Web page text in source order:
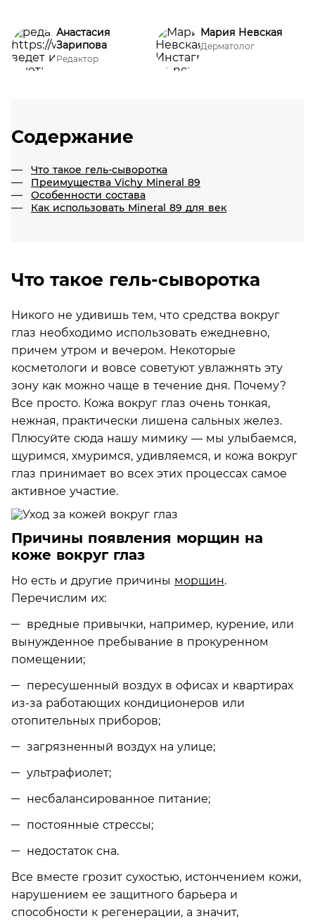
Анастасия
Зарипова
Редактор
Мария Невская
Дерматолог
Содержание
Что такое гель-сыворотка
Преимущества Vichy Mineral 89
Особенности состава
Как использовать Mineral 89 для век
Что такое гель-сыворотка
Никого не удивишь тем, что средства вокруг
глаз необходимо использовать ежедневно,
причем утром и вечером. Некоторые
косметологи и вовсе советуют увлажнять эту
зону как можно чаще в течение дня. Почему?
Все просто. Кожа вокруг глаз очень тонкая,
нежная, практически лишена сальных желез.
Плюсуйте сюда нашу мимику — мы улыбаемся,
щуримся, хмуримся, удивляемся, и кожа вокруг
глаз принимает во всех этих процессах самое
активное участие.
Причины появления морщин на
коже вокруг глаз
Но есть и другие причины морщин.
Перечислим их:
вредные привычки, например, курение, или
вынужденное пребывание в прокуренном
помещении;
пересушенный воздух в офисах и квартирах
из-за работающих кондиционеров или
отопительных приборов;
загрязненный воздух на улице;
ультрафиолет;
несбалансированное питание;
постоянные стрессы;
недостаток сна.
Все вместе грозит сухостью, истончением кожи,
нарушением ее защитного барьера и
способности к регенерации, а значит,